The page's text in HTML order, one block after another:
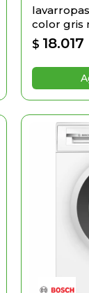
color gris
$ 18.017